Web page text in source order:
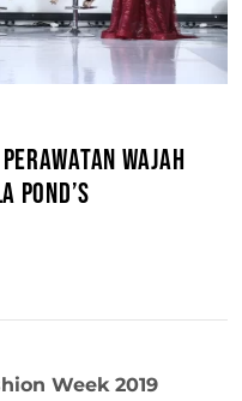
WAJAH
POND’S
Week 2019